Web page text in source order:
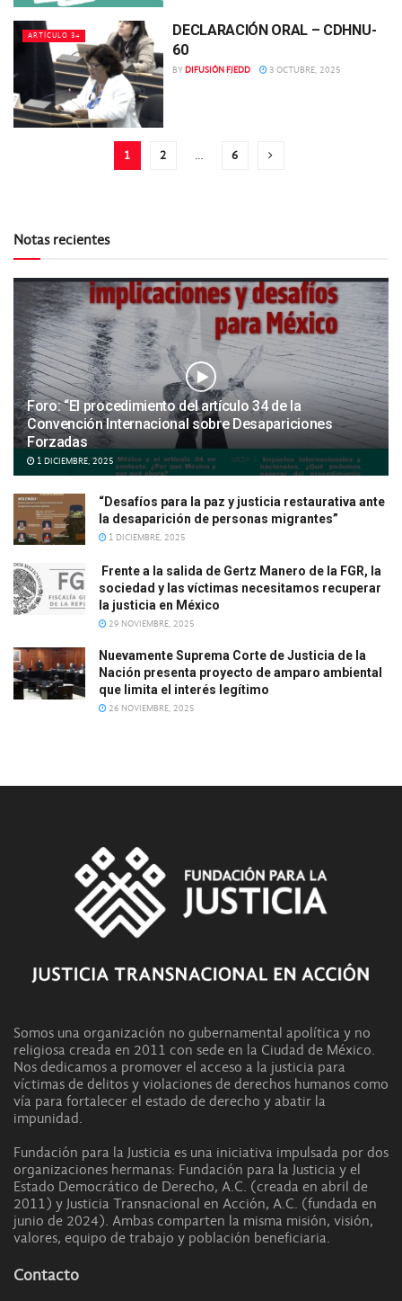
ARTÍCULO 34
DECLARACIÓN ORAL – CDHNU-
60
BY DIFUSIÓN FJEDD 3 OCTUBRE, 2025
1 2 … 6
Notas recientes
Foro: “El procedimiento del artículo 34 de la
Convención Internacional sobre Desapariciones
Forzadas
1 DICIEMBRE, 2025
“Desafíos para la paz y justicia restaurativa ante
la desaparición de personas migrantes”
1 DICIEMBRE, 2025
Frente a la salida de Gertz Manero de la FGR, la
sociedad y las víctimas necesitamos recuperar
la justicia en México
29 NOVIEMBRE, 2025
Nuevamente Suprema Corte de Justicia de la
Nación presenta proyecto de amparo ambiental
que limita el interés legítimo
26 NOVIEMBRE, 2025
Somos una organización no gubernamental apolítica y no
religiosa creada en 2011 con sede en la Ciudad de México.
Nos dedicamos a promover el acceso a la justicia para
víctimas de delitos y violaciones de derechos humanos como
vía para fortalecer el estado de derecho y abatir la
impunidad.
Fundación para la Justicia es una iniciativa impulsada por dos
organizaciones hermanas: Fundación para la Justicia y el
Estado Democrático de Derecho, A.C. (creada en abril de
2011) y Justicia Transnacional en Acción, A.C. (fundada en
junio de 2024). Ambas comparten la misma misión, visión,
valores, equipo de trabajo y población beneficiaria.
Contacto